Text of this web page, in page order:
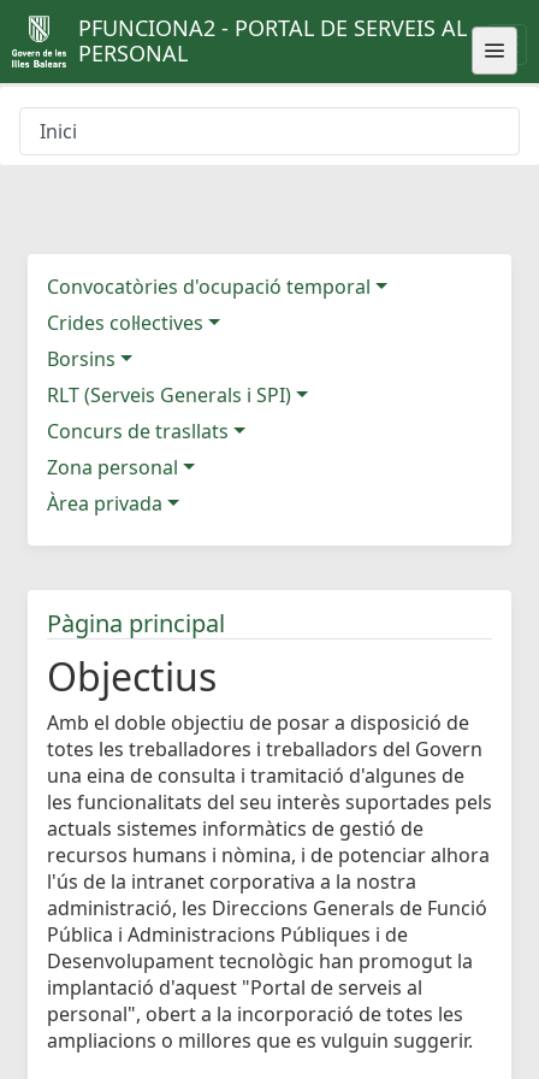
PFUNCIONA2 - PORTAL DE SERVEIS AL
PERSONAL
Inici
Convocatòries d'ocupació temporal
Crides col·lectives
Borsins
RLT (Serveis Generals i SPI)
Concurs de trasllats
Zona personal
Àrea privada
Pàgina principal
Objectius
Amb el doble objectiu de posar a disposició de
totes les treballadores i treballadors del Govern
una eina de consulta i tramitació d'algunes de
les funcionalitats del seu interès suportades pels
actuals sistemes informàtics de gestió de
recursos humans i nòmina, i de potenciar alhora
l'ús de la intranet corporativa a la nostra
administració, les Direccions Generals de Funció
Pública i Administracions Públiques i de
Desenvolupament tecnològic han promogut la
implantació d'aquest "Portal de serveis al
personal", obert a la incorporació de totes les
ampliacions o millores que es vulguin suggerir.